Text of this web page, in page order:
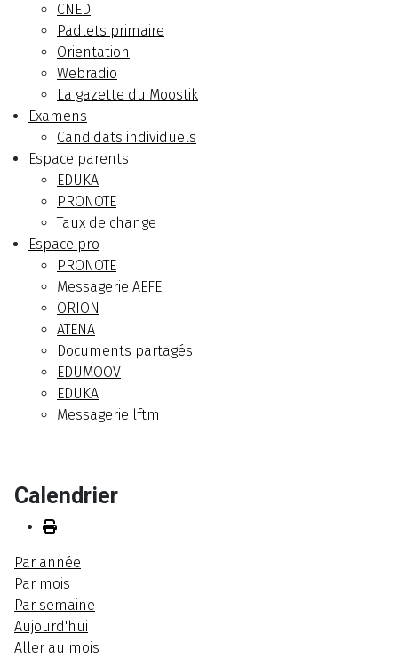
CNED
Padlets primaire
Orientation
Webradio
La gazette du Moostik
Examens
Candidats individuels
Espace parents
EDUKA
PRONOTE
Taux de change
Espace pro
PRONOTE
Messagerie AEFE
ORION
ATENA
Documents partagés
EDUMOOV
EDUKA
Messagerie lftm
Calendrier
Par année
Par mois
Par semaine
Aujourd'hui
Aller au mois